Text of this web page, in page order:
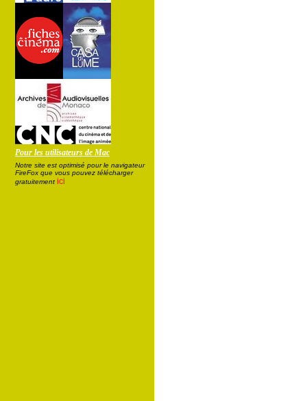
Pour les utilisateurs de Mac
Notre site est optimisé pour le navigateur
FireFox que vous pouvez télécharger
gratuitement ici